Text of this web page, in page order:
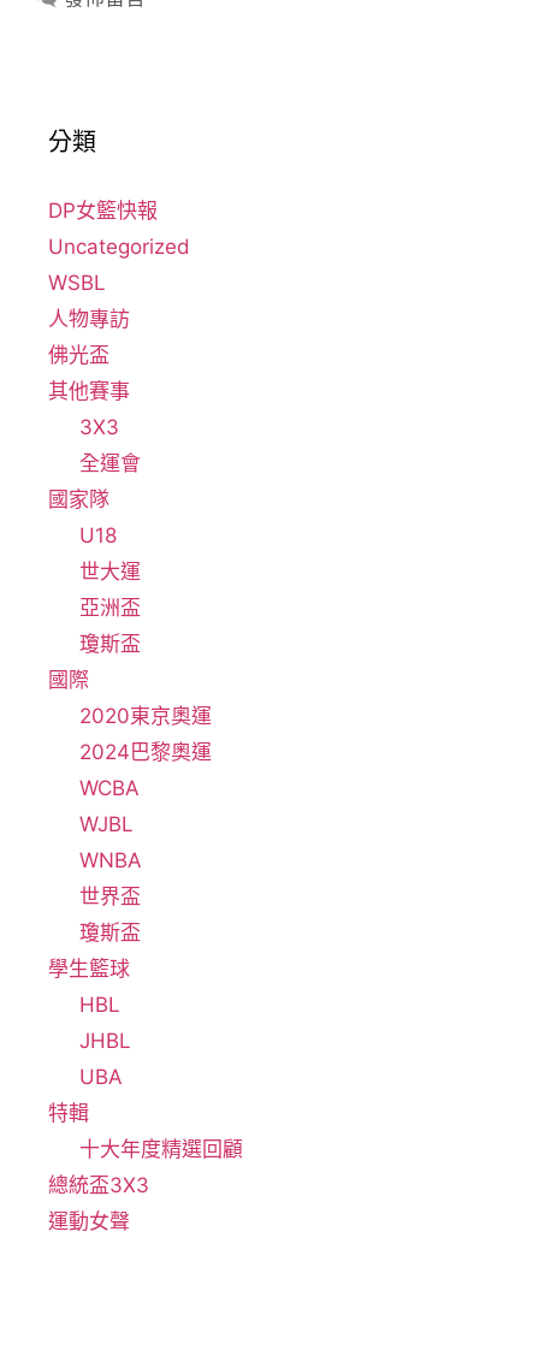
分類
DP女籃快報
Uncategorized
WSBL
人物專訪
佛光盃
其他賽事
3X3
全運會
國家隊
U18
世大運
亞洲盃
瓊斯盃
國際
2020東京奧運
2024巴黎奧運
WCBA
WJBL
WNBA
世界盃
瓊斯盃
學生籃球
HBL
JHBL
UBA
特輯
十大年度精選回顧
總統盃3X3
運動女聲